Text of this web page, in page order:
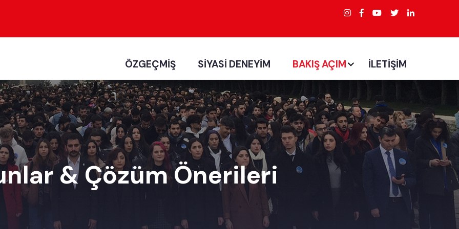
ÖZGEÇMİŞ SİYASİ DENEYİM BAKIŞ AÇIM İLETİŞİM
& Çözüm Önerileri